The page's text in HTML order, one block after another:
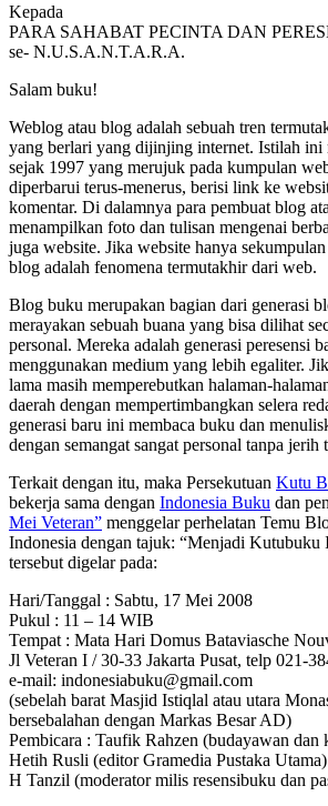
Kepada
PARA SAHABAT PECINTA DAN
se- N.U.S.A.N.T.A.R.A.
Salam buku!
Weblog atau blog adalah sebuah tren
yang berlari yang dijinjing internet. Istilah ini
sejak 1997 yang merujuk pada kumpulan
diperbarui terus-menerus, berisi link ke
komentar. Di dalamnya para pembuat blog
menampilkan foto dan tulisan mengenai
juga website. Jika website hanya
blog adalah fenomena termutakhir dari web.
Blog buku merupakan bagian dari generasi
merayakan sebuah buana yang bisa dilihat
personal. Mereka adalah generasi peresensi
menggunakan medium yang lebih egaliter.
lama masih memperebutkan halaman-
daerah dengan mempertimbangkan selera
generasi baru ini membaca buku dan
dengan semangat sangat personal tanpa
Terkait dengan itu, maka Persekutuan Kutu
bekerja sama dengan Indonesia Buku dan
Mei Veteran” menggelar perhelatan Temu
Indonesia dengan tajuk: “Menjadi Kutubuku
tersebut digelar pada:
Hari/Tanggal : Sabtu, 17 Mei 2008
Pukul : 11 – 14 WIB
Tempat : Mata Hari Domus Bataviasche
Jl Veteran I / 30-33 Jakarta Pusat, telp 021-
e-mail: indonesiabuku@gmail.com
(sebelah barat Masjid Istiqlal atau utara
bersebalahan dengan Markas Besar AD)
Pembicara : Taufik Rahzen (budayawan dan
Hetih Rusli (editor Gramedia Pustaka Utama)
H Tanzil (moderator milis resensibuku dan